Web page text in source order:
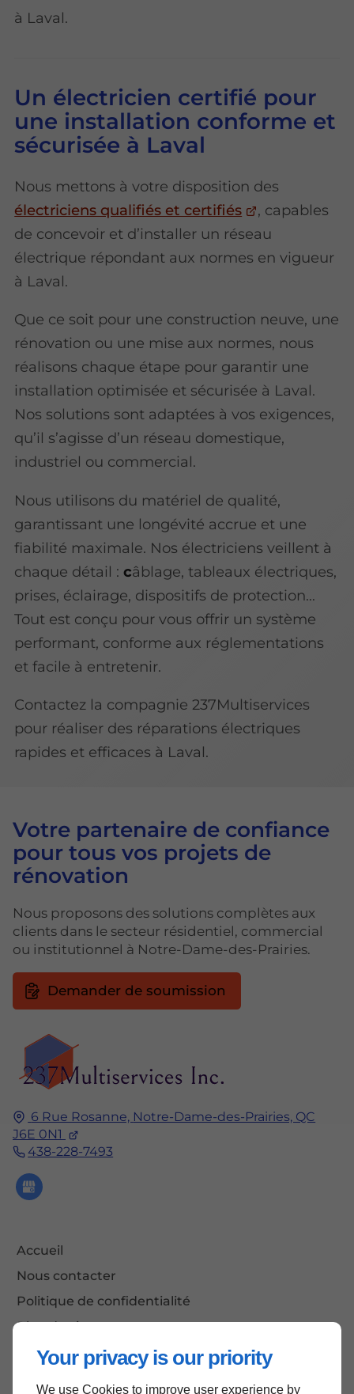
Your privacy is our priority
We use Cookies to improve user experience by
à Laval.
Un électricien certifié pour
une installation conforme et
sécurisée à Laval
Nous mettons à votre disposition des
électriciens qualifiés et certifiés
, capables
de concevoir et d’installer un réseau
électrique répondant aux normes en vigueur
à Laval.
Que ce soit pour une construction neuve, une
rénovation ou une mise aux normes, nous
réalisons chaque étape pour garantir une
installation optimisée et sécurisée à Laval.
Nos solutions sont adaptées à vos exigences,
qu’il s’agisse d’un réseau domestique,
industriel ou commercial.
Nous utilisons du matériel de qualité,
garantissant une longévité accrue et une
fiabilité maximale. Nos électriciens veillent à
chaque détail :câblage, tableaux électriques,
prises, éclairage, dispositifs de protection…
Tout est conçu pour vous offrir un système
performant, conforme aux réglementations
et facile à entretenir.
Contactez la compagnie 237Multiservices
pour réaliser des réparations électriques
rapides et efficaces à Laval.
6 Rue Rosanne, Notre-Dame-des-Prairies, QC
J6E 0N1
438-228-7493
Accueil
Nous contacter
Politique de confidentialité
Plan du site
Votre partenaire de confiance
pour tous vos projets de
rénovation
Nous proposons des solutions complètes aux
clients dans le secteur résidentiel, commercial
ou institutionnel à Notre-Dame-des-Prairies.
Demander de soumission